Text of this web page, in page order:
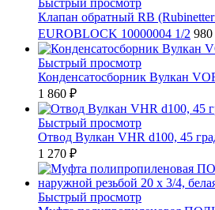
Клапан обратный RB
EUROBLOCK 10000004 1/2
Быстрый просмотр
Конденсатосборник Вулкан
1 860 ₽
Быстрый просмотр
Отвод Вулкан VHR d100, 45
1 270 ₽
Быстрый просмотр